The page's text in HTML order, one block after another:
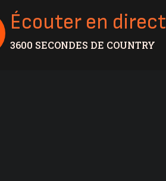
Écouter en direct
3600 SECONDES DE COUNTRY